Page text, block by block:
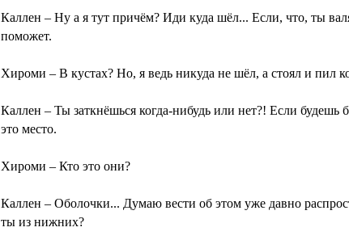
Каллен – Ну а я тут причём? Иди куда шёл... Если, что, ты
поможет.
Хироми – В кустах? Но, я ведь никуда не шёл, а стоял и пил
Каллен – Ты заткнёшься когда-нибудь или нет?! Если будешь
это место.
Хироми – Кто это они?
Каллен – Оболочки... Думаю вести об этом уже давно
ты из нижних?